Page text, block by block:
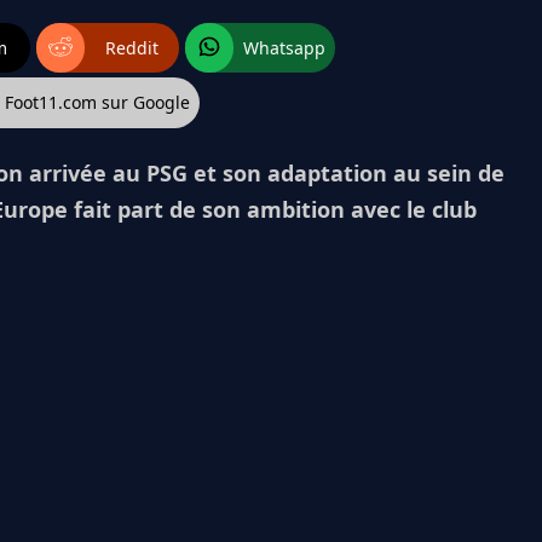
Reddit Whatsapp
sur Google
arrivée au PSG et son adaptation au sein de
fait part de son ambition avec le club